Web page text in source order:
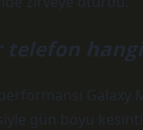
telefon
Galaxy
gün boyu